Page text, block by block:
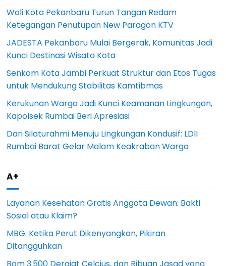
Wali Kota Pekanbaru Turun Tangan Redam
Ketegangan Penutupan New Paragon KTV
JADESTA Pekanbaru Mulai Bergerak, Komunitas Jadi
Kunci Destinasi Wisata Kota
Senkom Kota Jambi Perkuat Struktur dan Etos Tugas
untuk Mendukung Stabilitas Kamtibmas
Kerukunan Warga Jadi Kunci Keamanan Lingkungan,
Kapolsek Rumbai Beri Apresiasi
Dari Silaturahmi Menuju Lingkungan Kondusif: LDII
Rumbai Barat Gelar Malam Keakraban Warga
A+
Layanan Kesehatan Gratis Anggota Dewan: Bakti
Sosial atau Klaim?
MBG: Ketika Perut Dikenyangkan, Pikiran
Ditangguhkan
Bom 3.500 Derajat Celcius, dan Ribuan Jasad yang